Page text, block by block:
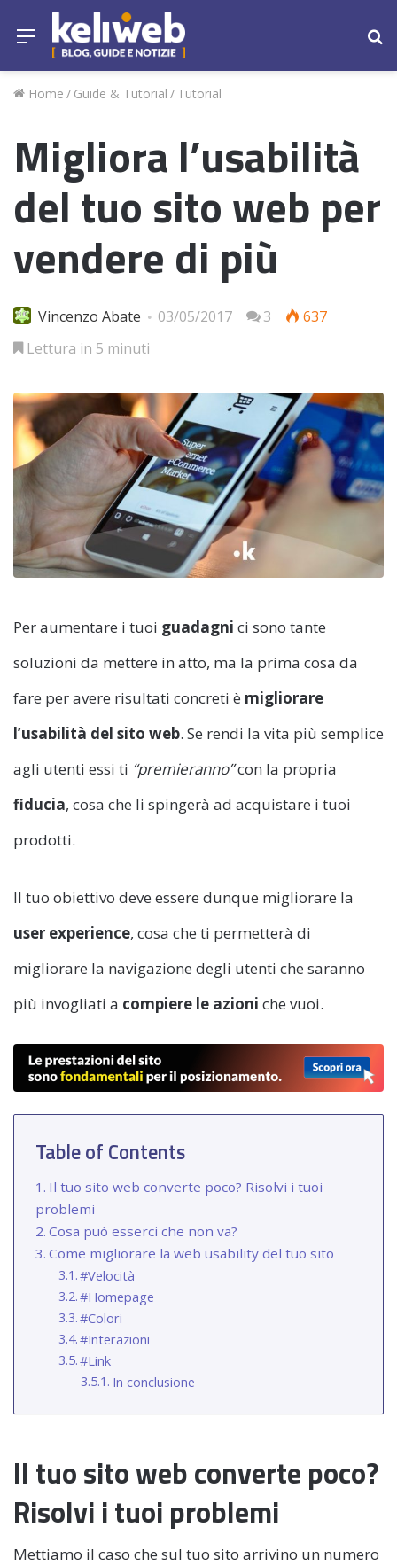
Menu
Home / Guide & Tutorial / Tutorial
Migliora l’usabilità
del tuo sito web per
vendere di più
Vincenzo Abate 03/05/2017 3
637
Lettura in 5 minuti
Per aumentare i tuoi guadagni ci sono tante
soluzioni da mettere in atto, ma la prima cosa da
fare per avere risultati concreti è migliorare
l’usabilità del sito web. Se rendi la vita più semplice
agli utenti essi ti “premieranno”con la propria
fiducia, cosa che li spingerà ad acquistare i tuoi
prodotti.
Il tuo obiettivo deve essere dunque migliorare la
user experience, cosa che ti permetterà di
migliorare la navigazione degli utenti che saranno
più invogliati a compiere le azioni che vuoi.
Table of Contents
Il tuo sito web converte poco? Risolvi i tuoi
problemi
Cosa può esserci che non va?
Come migliorare la web usability del tuo sito
#Velocità
#Homepage
#Colori
#Interazioni
#Link
In conclusione
Il tuo sito web converte poco?
Risolvi i tuoi problemi
Mettiamo il caso che sul tuo sito arrivino un numero